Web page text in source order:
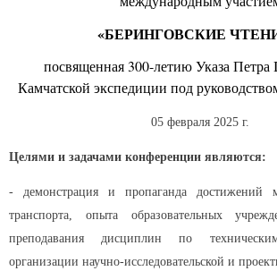
«БЕРИНГОВСКИЕ
посвященная 300-летию Указа Петра I
Камчатской экспедиции под
05 февраля 2025 г.
Целями и задачами конференции являются:
- демонстрация и пропаганда достижений
транспорта, опыта образовательных
преподавания дисциплин по
организации научно-исследовательской и